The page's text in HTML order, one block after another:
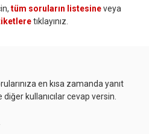
tüm soruların listesineveya
tıklayınız.
en kısa zamanda yanıt
kullanıcılar cevap versin.